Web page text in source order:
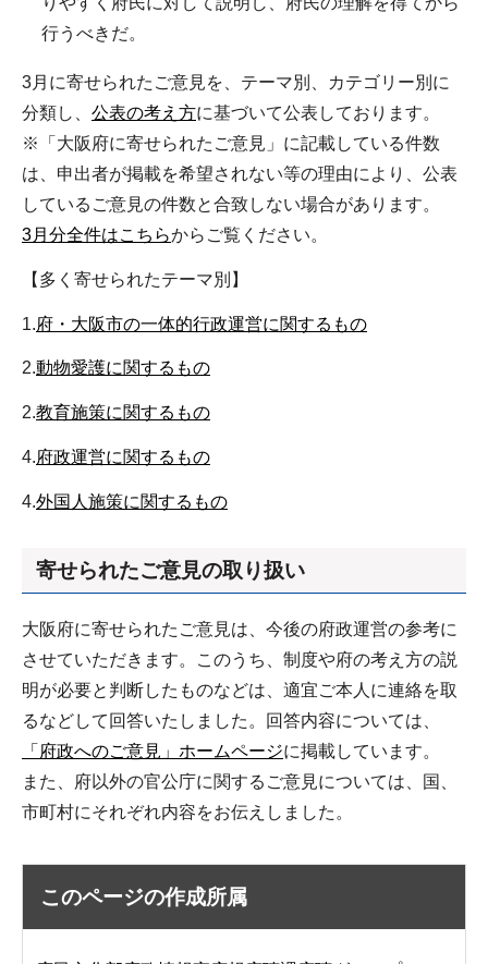
行うべきだ。
3月に寄せられたご意見を、テーマ別、カテゴリー別に
分類し、 公表の考え方に基づいて公表しております。
※「大阪府に寄せられたご意見」に記載している件数
は、申出者が掲載を希望されない等の理由により、公表
しているご意見の件数と合致しない場合があります。
3月分全件はこちらからご覧ください。
【多く寄せられたテーマ別】
1.府・大阪市の一体的行政運営に関するもの
2.動物愛護に関するもの
2.教育施策に関するもの
4.府政運営に関するもの
4.外国人施策に関するもの
寄せられたご意見の取り扱い
大阪府に寄せられたご意見は、今後の府政運営の参考に
させていただきます。このうち、制度や府の考え方の説
明が必要と判断したものなどは、適宜ご本人に連絡を取
るなどして回答いたしました。回答内容については、
「府政へのご意見」ホームページに掲載しています。
また、府以外の官公庁に関するご意見については、国、
市町村にそれぞれ内容をお伝えしました。
このページの作成所属